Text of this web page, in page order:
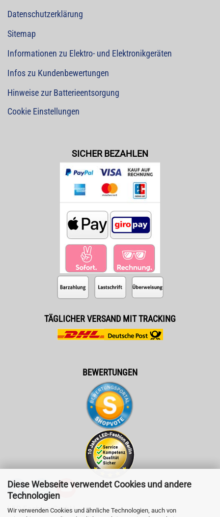
Diese Webseite verwendet Cookies und andere
Technologien
Wir verwenden Cookies und ähnliche Technologien, auch von
Datenschutzerklärung
Sitemap
Informationen zu Elektro- und Elektronikgeräten
Infos zu Kundenbewertungen
Hinweise zur Batterieentsorgung
Cookie Einstellungen
SICHER BEZAHLEN
TÄGLICHER VERSAND MIT TRACKING
BEWERTUNGEN
LED-Fashion GmbH